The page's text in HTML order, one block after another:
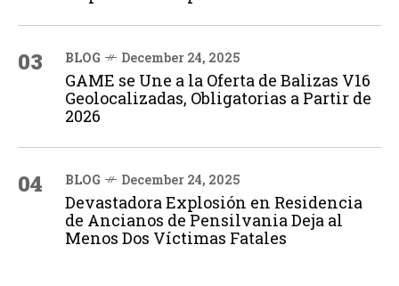
03 BLOG December 24, 2025
GAME se Une a la Oferta de Balizas V16
Geolocalizadas, Obligatorias a Partir de
2026
04 BLOG December 24, 2025
Devastadora Explosión en Residencia
de Ancianos de Pensilvania Deja al
Menos Dos Víctimas Fatales